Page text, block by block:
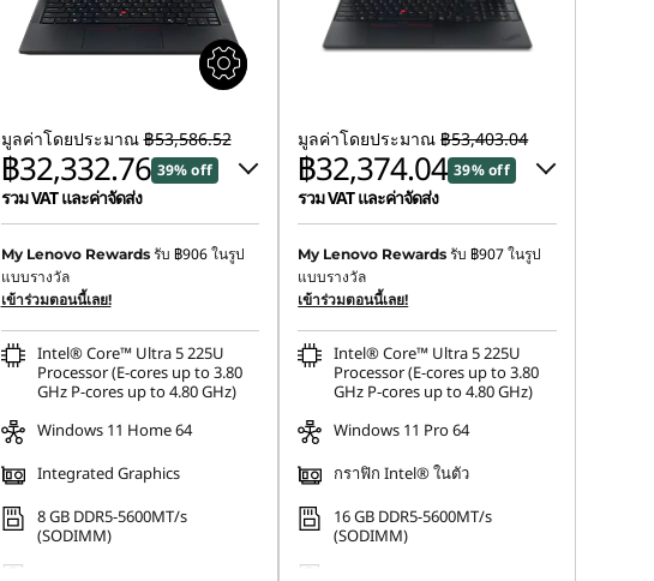
มูลค่าโดยประมาณ ฿53,586.52
฿32,332.76 39% off
รวม VAT และค่าจัดส่ง
ประหยัดทันที : -฿20,663.22
การประหยัด eCoupon :
My Lenovo Rewards รับ ฿906ในรูป
แบบรางวัล
เข้าร่วมตอนนี้เลย!
Intel® Core™ Ultra 5 225U
Processor (E-cores up to 3.80
GHz P-cores up to 4.80 GHz)
Windows 11 Home 64
Integrated Graphics
8 GB DDR5-5600MT/s
(SODIMM)
มูลค่าโดยประมาณ ฿53,403.04
฿32,374.04 39% off
รวม VAT และค่าจัดส่ง
ประหยัดทันที : -฿14,457.00
หรือ
การประหยัด eCoupon :-฿21,029.00
*Savings cannot be combined
My Lenovo Rewards รับ฿907ในรูป
แบบรางวัล
เข้าร่วมตอนนี้เลย!
Intel® Core™ Ultra 5 225U
Processor (E-cores up to 3.80
GHz P-cores up to 4.80 GHz)
Windows 11 Pro 64
กราฟิก Intel® ในตัว
16 GB DDR5-5600MT/s
(SODIMM)